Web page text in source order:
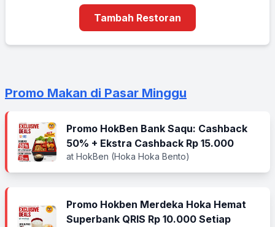
Tambah Restoran
Promo Makan di Pasar Minggu
Promo HokBen Bank Saqu: Cashback
50% + Ekstra Cashback Rp 15.000
at HokBen (Hoka Hoka Bento)
Promo Hokben Merdeka Hoka Hemat
Superbank QRIS Rp 10.000 Setiap